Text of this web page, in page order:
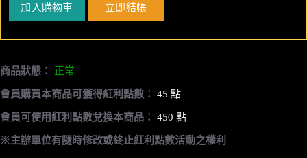
加入購物車 立即結帳
商品狀態： 正常
會員購買本商品可獲得紅利點數： 45 點
會員可使用紅利點數兌換本商品： 450 點
※主辦單位有隨時修改或終止紅利點數活動之權利